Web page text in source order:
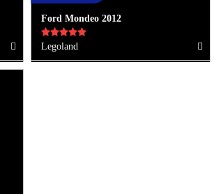
Ford Mondeo 2012
Legoland